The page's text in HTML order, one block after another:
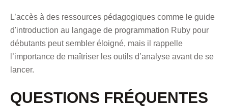
L’accès à des ressources pédagogiques comme le guide
d'introduction au langage de programmation Ruby pour
débutants peut sembler éloigné, mais il rappelle
l’importance de maîtriser les outils d’analyse avant de se
lancer.
QUESTIONS FRÉQUENTES